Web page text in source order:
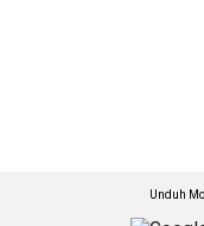
Unduh